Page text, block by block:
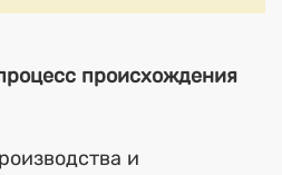
происхождения
и